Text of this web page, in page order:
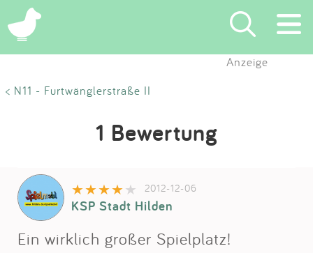
Suchen
Eintragen
Blog
Partner
Anzeige
< N11 - Furtwänglerstraße II
1 Bewertung
2012-12-06
KSP Stadt Hilden
Ein wirklich großer Spielplatz!